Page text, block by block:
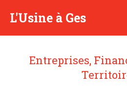
L'Usine à Ges
Entreprises,